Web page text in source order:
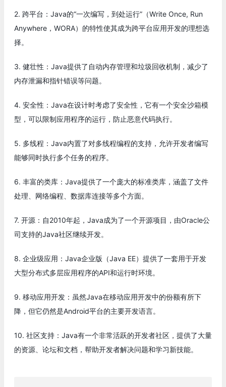
2. 跨平台：Java的“一次编写，到处运行”（Write Once, Run
Anywhere，WORA）的特性使其成为跨平台应用开发的理想选
择。
3. 健壮性：Java提供了自动内存管理和垃圾回收机制，减少了
内存泄漏和指针错误等问题。
4. 安全性：Java在设计时考虑了安全性，它有一个安全沙箱模
型，可以限制应用程序的运行，防止恶意代码执行。
5. 多线程：Java内置了对多线程编程的支持，允许开发者编写
能够同时执行多个任务的程序。
6. 丰富的类库：Java提供了一个庞大的标准类库，涵盖了文件
处理、网络编程、数据库连接等多个方面。
7. 开源：自2010年起，Java成为了一个开源项目，由Oracle公
司支持的Java社区继续开发。
8. 企业级应用：Java企业版（Java EE）提供了一套用于开发
大型分布式多层应用程序的API和运行时环境。
9. 移动应用开发：虽然Java在移动应用开发中的份额有所下
降，但它仍然是Android平台的主要开发语言。
10. 社区支持：Java有一个非常活跃的开发者社区，提供了大量
的资源、论坛和文档，帮助开发者解决问题和学习新技能。